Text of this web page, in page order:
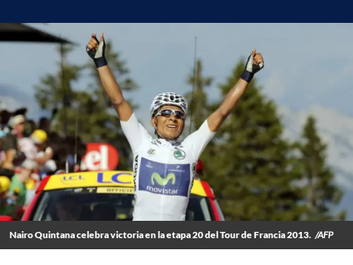
Nairo Quintana celebra victoria en la etapa 20 del Tour de Francia 2013. /AFP